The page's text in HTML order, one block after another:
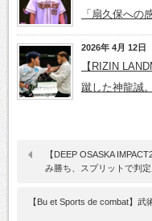
「扇久保への
2026年 4月 12日
【RIZIN
蹴した神龍誠
【DEEP OSASKA
み勝ち、スプリットで判
【Bu et Sports de combat】